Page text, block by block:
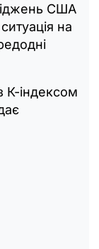
США
на
К-індексом